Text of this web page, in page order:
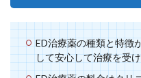
ED治療薬の種類と特徴
して安心して治療を受